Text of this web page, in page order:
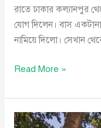
রাতে ঢাকার কল্যানপুর
যোগ দিলেন। বাস
নামিয়ে দিলো। সেখান
Read More »
শেরপুর